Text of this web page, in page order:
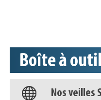
Boîte à
Base
Nos veilles